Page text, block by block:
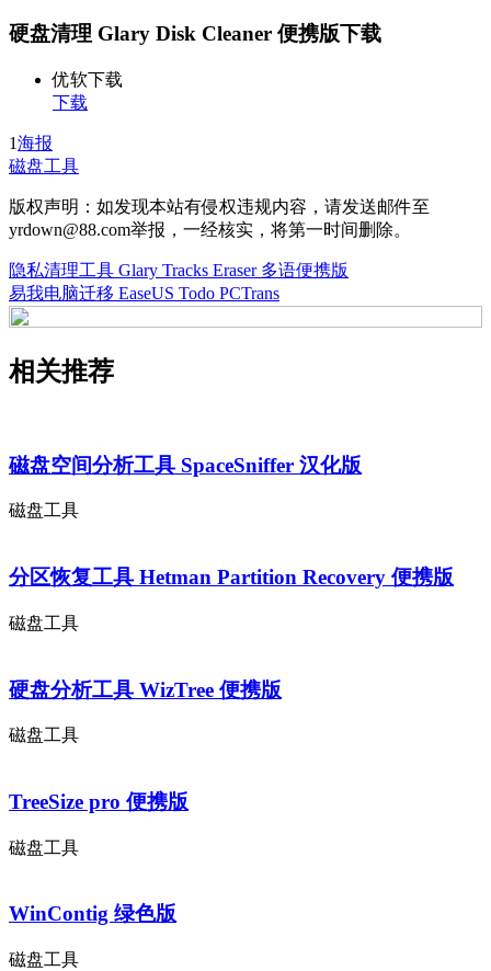
硬盘清理 Glary Disk Cleaner 便携版下载
优软下载
下载
1海报
磁盘工具
版权声明：如发现本站有侵权违规内容，请发送邮件至
yrdown@88.com举报，一经核实，将第一时间删除。
隐私清理工具 Glary Tracks Eraser 多语便携版
易我电脑迁移 EaseUS Todo PCTrans
相关推荐
磁盘空间分析工具 SpaceSniffer 汉化版
磁盘工具
分区恢复工具 Hetman Partition Recovery 便携版
磁盘工具
硬盘分析工具 WizTree 便携版
磁盘工具
TreeSize pro 便携版
磁盘工具
WinContig 绿色版
磁盘工具